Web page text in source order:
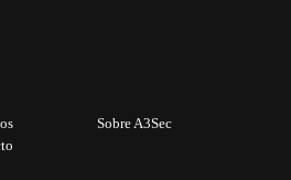
Sobre A3Sec